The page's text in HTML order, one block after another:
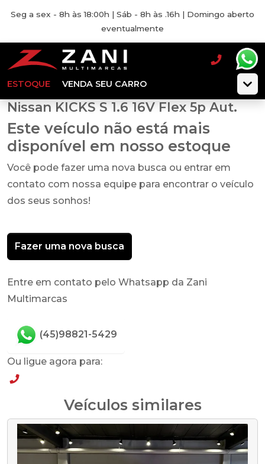
Seg a sex - 8h às 18:00h | Sáb - 8h às .16h | Domingo aberto
eventualmente
ESTOQUE VENDA SEU CARRO
Nissan KICKS S 1.6 16V Flex 5p Aut.
Este veículo não está mais
disponível em nosso estoque
Você pode fazer uma nova busca ou entrar em
contato com nossa equipe para encontrar o veículo
dos seus sonhos!
Fazer uma nova busca
Entre em contato pelo Whatsapp da Zani
Multimarcas
(45)98821-5429
Ou ligue agora para:
Veículos similares